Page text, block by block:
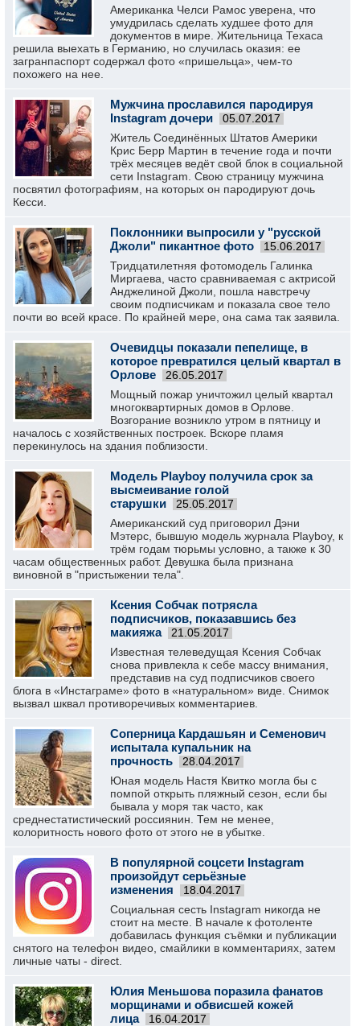
Американка Челси Рамос уверена, что
умудрилась сделать худшее фото для
документов в мире. Жительница Техаса
решила выехать в Германию, но случилась оказия: ее
загранпаспорт содержал фото «пришельца», чем-то
похожего на нее.
Мужчина прославился пародируя
Instagram дочери
05.07.2017
Житель Соединённых Штатов Америки
Крис Берр Мартин в течение года и почти
трёх месяцев ведёт свой блок в социальной
сети Instagram. Свою страницу мужчина
посвятил фотографиям, на которых он пародируют дочь
Кесси.
Поклонники выпросили у "русской
Джоли" пикантное фото
15.06.2017
Тридцатилетняя фотомодель Галинка
Миргаева, часто сравниваемая с актрисой
Анджелиной Джоли, пошла навстречу
своим подписчикам и показала свое тело
почти во всей красе. По крайней мере, она сама так заявила.
Очевидцы показали пепелище, в
которое превратился целый квартал в
Орлове
26.05.2017
Мощный пожар уничтожил целый квартал
многоквартирных домов в Орлове.
Возгорание возникло утром в пятницу и
началось с хозяйственных построек. Вскоре пламя
перекинулось на здания поблизости.
Модель Playboy получила срок за
высмеивание голой
старушки
25.05.2017
Американский суд приговорил Дэни
Мэтерс, бывшую модель журнала Playboy, к
трём годам тюрьмы условно, а также к 30
часам общественных работ. Девушка была признана
виновной в "пристыжении тела".
Ксения Собчак потрясла
подписчиков, показавшись без
макияжа
21.05.2017
Известная телеведущая Ксения Собчак
снова привлекла к себе массу внимания,
представив на суд подписчиков своего
блога в «Инстаграме» фото в «натуральном» виде. Снимок
вызвал шквал противоречивых комментариев.
Соперница Кардашьян и Семенович
испытала купальник на
прочность
28.04.2017
Юная модель Настя Квитко могла бы с
помпой открыть пляжный сезон, если бы
бывала у моря так часто, как
среднестатистический россиянин. Тем не менее,
колоритность нового фото от этого не в убытке.
В популярной соцсети Instagram
произойдут серьёзные
изменения
18.04.2017
Социальная сесть Instagram никогда не
стоит на месте. В начале к фотоленте
добавилась функция съёмки и публикации
снятого на телефон видео, смайлики в комментариях, затем
личные чаты - direct.
Юлия Меньшова поразила фанатов
морщинами и обвисшей кожей
лица
16.04.2017